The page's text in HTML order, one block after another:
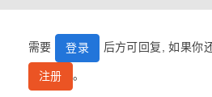
需要 登录 后方可回复, 如果你
注册 。